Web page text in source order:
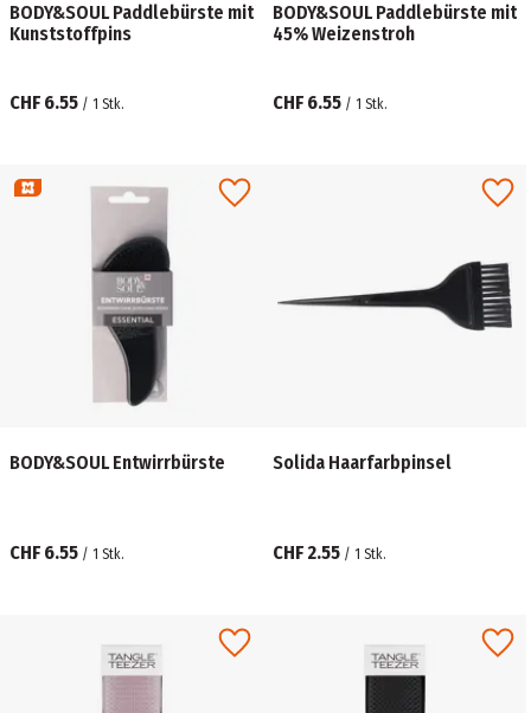
BODY&SOUL Paddlebürste mit
Kunststoffpins
CHF 6.55 / 1 Stk.
BODY&SOUL Paddlebürste mit
45% Weizenstroh
CHF 6.55 / 1 Stk.
BODY&SOUL Entwirrbürste
CHF 6.55 / 1 Stk.
Solida Haarfarbpinsel
CHF 2.55 / 1 Stk.